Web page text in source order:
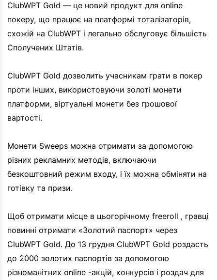
ClubWPT Gold — це новий продукт для online
покеру, що працює на платформі тоталізаторів,
схожій на ClubWPT і легально обслуговує більшість
Сполучених Штатів.
ClubWPT Gold дозволить учасникам грати в покер
проти інших, використовуючи золоті монети
платформи, віртуальні монети без грошової
вартості.
Монети Sweeps можна отримати за допомогою
різних рекламних методів, включаючи
безкоштовний режим входу, і їх можна обміняти на
готівку та призи.
Щоб отримати місце в цьогорічному freeroll , гравці
повинні отримати «Золотий паспорт» через
ClubWPT Gold. До 13 грудня ClubWPT Gold роздасть
до 2000 золотих паспортів за допомогою
різноманітних online -акцій, конкурсів і роздач для